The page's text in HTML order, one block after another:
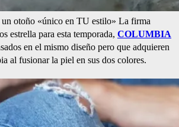
un otoño «único en TU estilo» La firma
estrella para esta temporada, COLUMBIA
en el mismo diseño pero que adquieren
al fusionar la piel en sus dos colores.